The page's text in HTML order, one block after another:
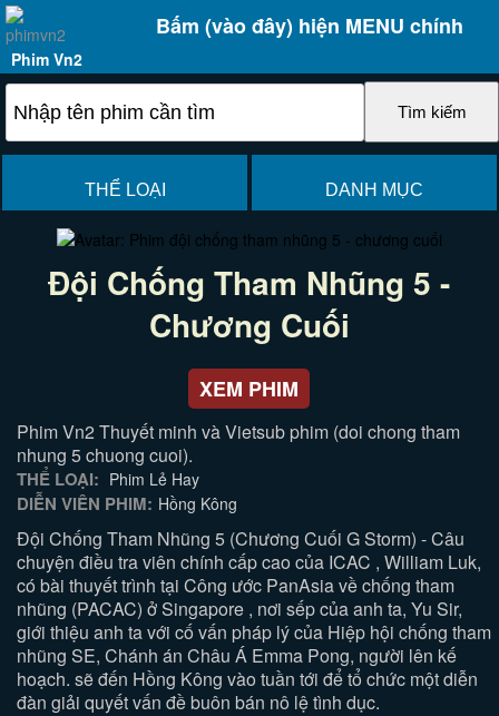
Bấm (vào đây) hiện MENU chính
Phim Vn2
THỂ LOẠI DANH MỤC
Đội Chống Tham Nhũng 5 -
Chương Cuối
XEM PHIM
Phim Vn2 Thuyết minh và Vietsub phim (doi chong tham
nhung 5 chuong cuoi).
THỂ LOẠI: Phim Lẻ Hay
DIỄN VIÊN PHIM: Hồng Kông
Đội Chống Tham Nhũng 5 (Chương Cuối G Storm) - Câu
chuyện điều tra viên chính cấp cao của ICAC , William Luk,
có bài thuyết trình tại Công ước PanAsia về chống tham
nhũng (PACAC) ở Singapore , nơi sếp của anh ta, Yu Sir,
giới thiệu anh ta với cố vấn pháp lý của Hiệp hội chống tham
nhũng SE, Chánh án Châu Á Emma Pong, người lên kế
hoạch. sẽ đến Hồng Kông vào tuần tới để tổ chức một diễn
đàn giải quyết vấn đề buôn bán nô lệ tình dục.